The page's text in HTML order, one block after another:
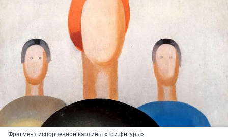
Фрагмент испорченной картины «Три фигуры»